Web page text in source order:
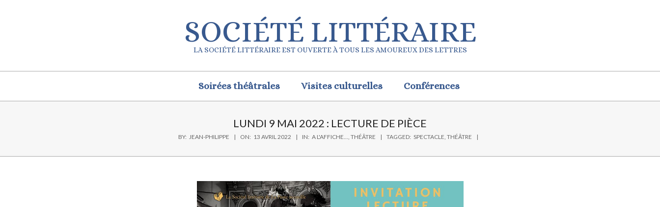
SOCIÉTÉ LITTÉRAIRE
LA SOCIÉTÉ LITTÉRAIRE EST OUVERTE À TOUS LES AMOUREUX DES LETTRES
Menu
Soirées théâtrales Visites culturelles Conférences
LUNDI 9 MAI 2022 : LECTURE DE PIÈCE
BY: JEAN-PHILIPPE ON: 13 AVRIL 2022 IN: A L'AFFICHE..., THÉÂTRE TAGGED: SPECTACLE, THÉÂTRE